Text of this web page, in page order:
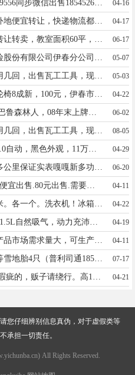
卖不用的闲置物品18545269556同步微信出售18545269556 04-16
伊春韵达快运转让，搬去外地便宜转让，快递物流都能发，接手就有发货，都是现成的，会打字就能干，不需要太多人。13846699190王女士13846699190 04-17
06-17
05-07
出售两用电焊机一台，没用几回，出售瓦工工具，现有1米二长地砖刀推刀一台，只用了两回于先生13846658750 05-03
老人能走了，用不上了，轮椅8成新，100元，伊春市里自取杨女士13945879543 04-22
低价出售蓝色2.0排量斯巴鲁森林人，08年末上牌，09款2.0自动。车主15504584488 06-02
出售两用电焊机一台，没用几回，出售瓦工工具，现有1米2长地砖刀推刀一台，只用了两回于先生13846658750 08-05
出售15年日产尼桑奇骏2.0自动，黑色外观，11万公里，车况板正，360环影一键启动，360环影。诚心出售，车商勿扰。田18045800526 04-29
06-20
儿童洗衣机一台，8成新，便宜出售.80元出售.需要自取王女士13124586776 04-11
有双人床1米8两米1米5两米。各一个。洗衣机！冰箱等物品出售有需要随时联系女士13846647379 04-22
2015年8月上牌，手动挡1.5L自然吸气，动力充沛，低油耗经济实惠！全车原版，无大事故，未出过保险，车况精品，实表9.8万公里，真实可靠！配置亮点：倒车影像，安全便捷；附带两套轮胎，实用超值！福利价仅**18800元**，性价比超高，手慢无！喜欢的朋友速联系：**15645880068**，私信了解更多详情！宋先生15645880068 04-19
洗衣液洗洁精设备出兑，产品市场需求量大，可生产洗衣液，洗手液，洗洁精，玻璃水，有意向可电话联系13134584433韩13134584433 04-11
出售本田锋范，捷达轿车等雪地胎4只（普利司通185-65-15），微波炉，大头电视，大头电视柜，餐桌，单人床等闲置物品，低价处理，物品在龙栖湾。陈先生13846628918 07-17
04-21
您仔细辨别信息真伪，对于虚假类等
承担一切责任。
All Rights Reserved.